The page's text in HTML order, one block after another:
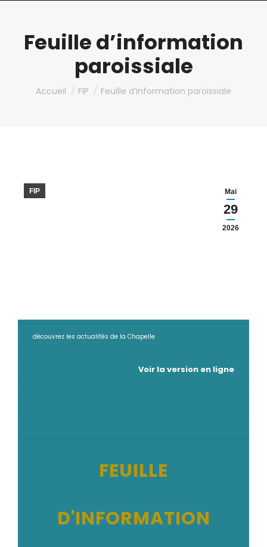
Feuille d’information
paroissiale
Vous êtes ici :
Accueil FIP Feuille d’information paroissiale
Mai
29
2026
FIP
découvrez les actualités de la Chapelle
Voir la version en ligne
FEUILLE
D'INFORMATION